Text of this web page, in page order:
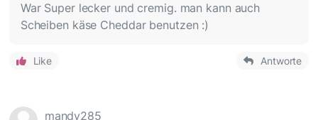
War Super lecker und cremig. man kann auch
Scheiben käse Cheddar benutzen :)
Like Antworte
mandy285